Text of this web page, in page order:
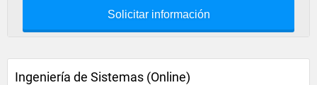
Solicitar información
Ingeniería de Sistemas (Online)